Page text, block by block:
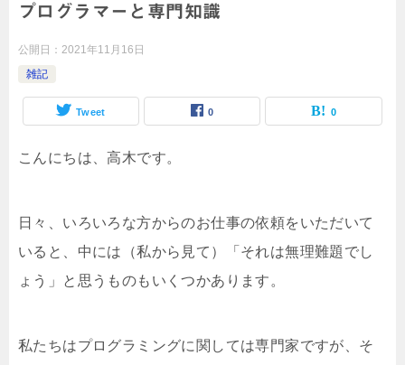
プログラマーと専門知識
公開日： 2021年11月16日
雑記
Tweet 0 0
こんにちは、高木です。
日々、いろいろな方からのお仕事の依頼をいただいて
いると、中には（私から見て）「それは無理難題でし
ょう」と思うものもいくつかあります。
私たちはプログラミングに関しては専門家ですが、そ